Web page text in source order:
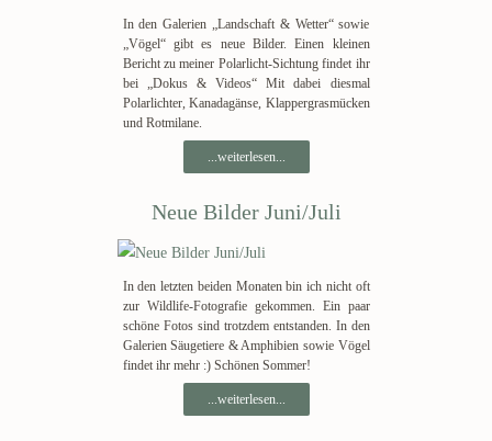
In den Galerien „Landschaft & Wetter“ sowie
„Vögel“ gibt es neue Bilder. Einen kleinen
Bericht zu meiner Polarlicht-Sichtung findet ihr
bei „Dokus & Videos“ Mit dabei diesmal
Polarlichter, Kanadagänse, Klappergrasmücken
und Rotmilane.
...weiterlesen...
Neue Bilder Juni/Juli
In den letzten beiden Monaten bin ich nicht oft
zur Wildlife-Fotografie gekommen. Ein paar
schöne Fotos sind trotzdem entstanden. In den
Galerien Säugetiere & Amphibien sowie Vögel
findet ihr mehr :) Schönen Sommer!
...weiterlesen...